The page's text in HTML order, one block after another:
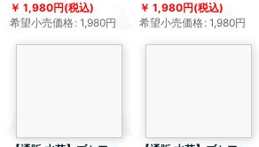
1,980円(税込)
希望小売価格: 1,980円
1,980円(税込)
希望小売価格: 1,980円